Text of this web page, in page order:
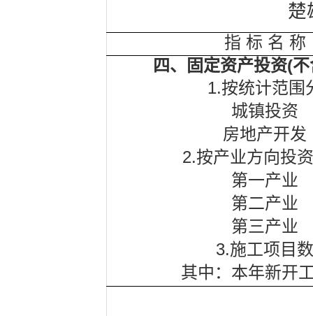
楚
指 标 名 称
四、固定资产投资(
1.按统计范围
城镇投资
房地产开发
2.按产业方向投
第一产业
第二产业
第三产业
3.施工项目数
其中：本年新开